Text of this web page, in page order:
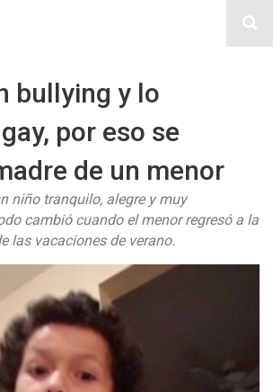
bullying y lo
por eso se
de un menor
niño tranquilo, alegre y muy
cambió cuando el menor regresó a la
las vacaciones de verano.